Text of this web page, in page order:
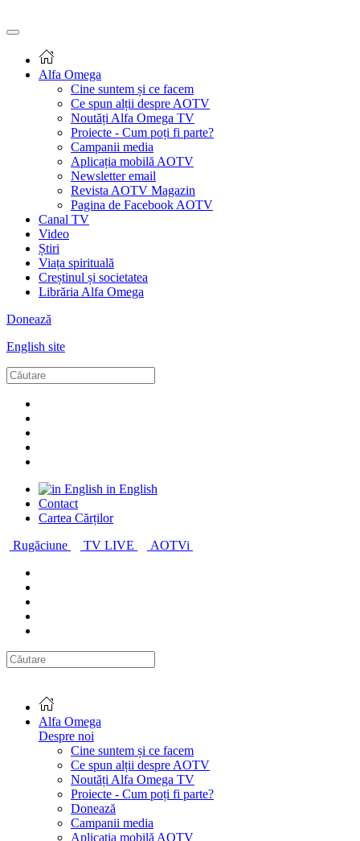
Alfa Omega
Cine suntem și ce facem
Ce spun alții despre AOTV
Noutăți Alfa Omega TV
Proiecte - Cum poți fi parte?
Campanii media
Aplicația mobilă AOTV
Newsletter email
Revista AOTV Magazin
Pagina de Facebook AOTV
Canal TV
Video
Știri
Viața spirituală
Creștinul și societatea
Librăria Alfa Omega
Donează
English site
in English
Contact
Cartea Cărților
Rugăciune
TV LIVE AOTVi
Alfa Omega
Despre noi
Cine suntem și ce facem
Ce spun alții despre AOTV
Noutăți Alfa Omega TV
Proiecte - Cum poți fi parte?
Donează
Campanii media
Aplicația mobilă AOTV